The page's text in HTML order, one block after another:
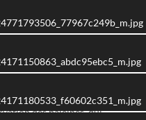
des baleines, qui